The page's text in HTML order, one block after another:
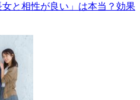
と相性が良い」は本当？効果